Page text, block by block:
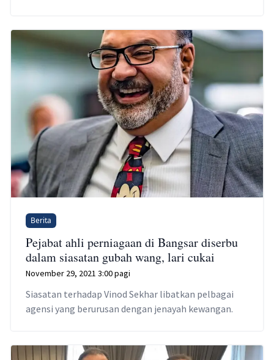
Berita
Pejabat ahli perniagaan di Bangsar diserbu
dalam siasatan gubah wang, lari cukai
November 29, 2021 3:00 pagi
Siasatan terhadap Vinod Sekhar libatkan pelbagai
agensi yang berurusan dengan jenayah kewangan.